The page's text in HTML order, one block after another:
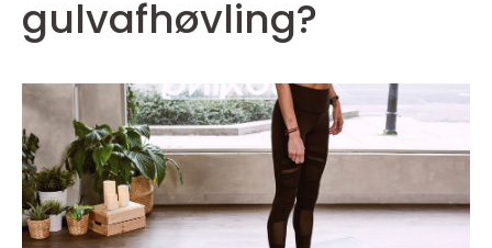
gulvafhøvling?